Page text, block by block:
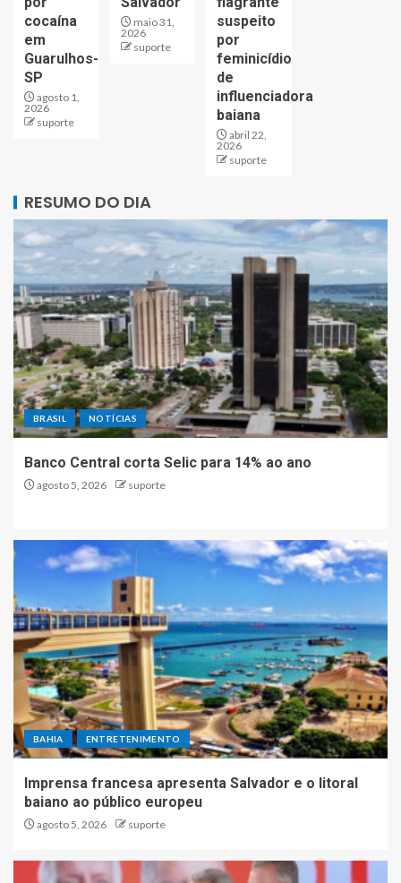
cocaína
em
Guarulhos-
SP
agosto 1,
2026
suporte
maio 31,
2026
suporte
suspeito
por
feminicídio
de
influenciadora
baiana
abril 22,
2026
suporte
RESUMO DO DIA
BRASIL NOTÍCIAS
Banco Central corta Selic para 14% ao ano
agosto 5, 2026 suporte
BAHIA ENTRETENIMENTO
Imprensa francesa apresenta Salvador e o litoral
baiano ao público europeu
agosto 5, 2026 suporte